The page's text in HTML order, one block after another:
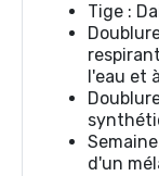
Tige :
l'eau et
d'un